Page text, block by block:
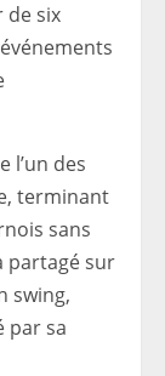
de six
l’un des
terminant
sans
partagé sur
swing,
par sa